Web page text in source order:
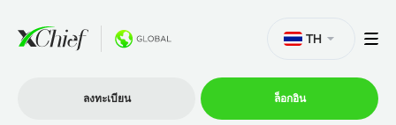
TH
ลงทะเบียน ล็อกอิน